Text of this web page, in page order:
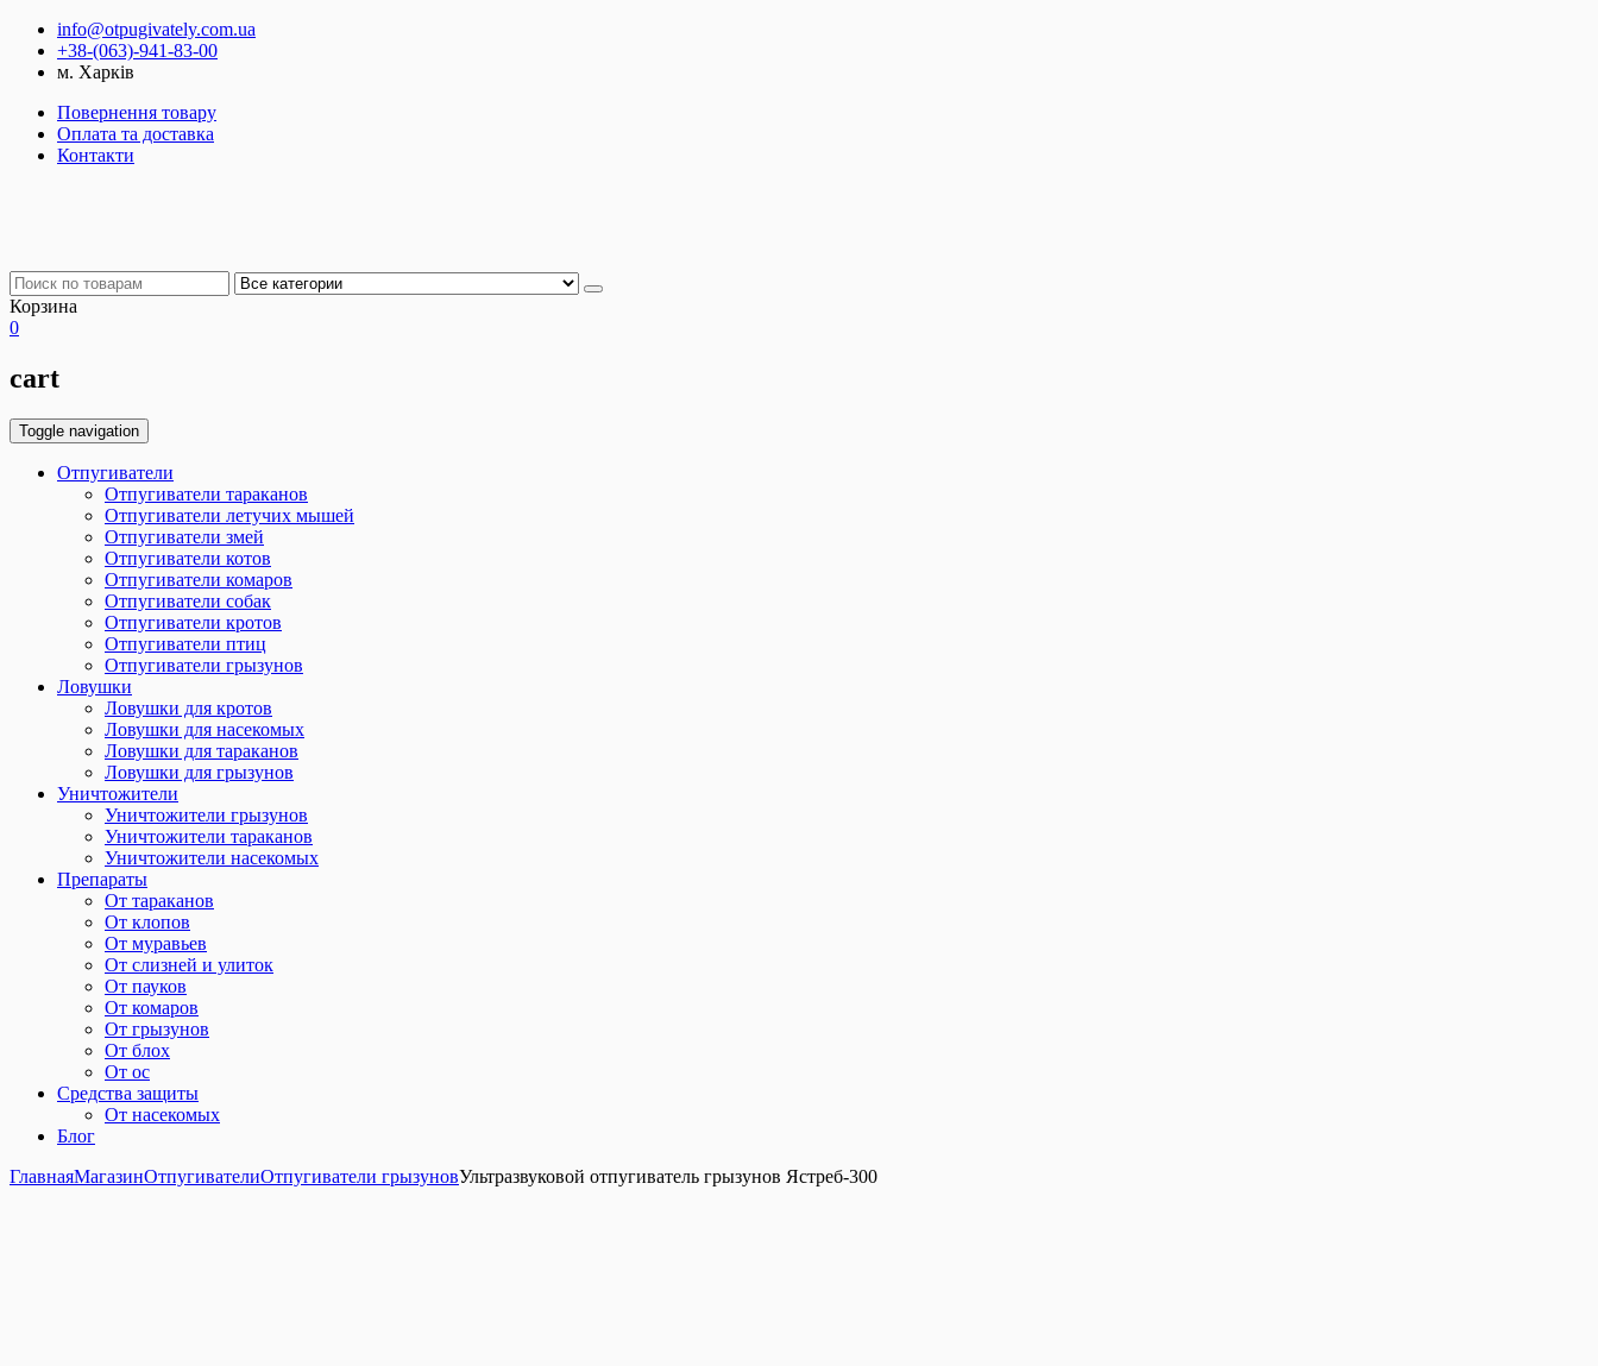
info@otpugivately.com.ua
+38-(063)-941-83-00
м. Харків
Повернення товару
Оплата та доставка
Контакти
Корзина
0
cart
Toggle navigation
Отпугиватели
Отпугиватели тараканов
Отпугиватели летучих мышей
Отпугиватели змей
Отпугиватели котов
Отпугиватели комаров
Отпугиватели собак
Отпугиватели кротов
Отпугиватели птиц
Отпугиватели грызунов
Ловушки
Ловушки для кротов
Ловушки для насекомых
Ловушки для тараканов
Ловушки для грызунов
Уничтожители
Уничтожители грызунов
Уничтожители тараканов
Уничтожители насекомых
Препараты
От тараканов
От клопов
От муравьев
От слизней и улиток
От пауков
От комаров
От грызунов
От блох
От ос
Средства защиты
От насекомых
Блог
ГлавнаяМагазинОтпугивателиОтпугиватели грызуновУльтразвуковой отпугиватель грызунов Ястреб-300